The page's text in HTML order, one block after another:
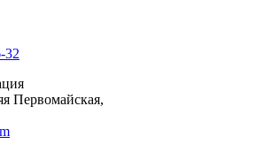
32
Первомайская,